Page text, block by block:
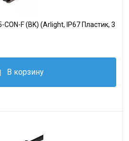
CON-F (BK) (Arlight, IP67 Пластик, 3
В корзину